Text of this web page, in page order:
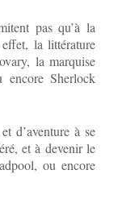
pas qu’à la
la littérature
la marquise
Sherlock
d’aventure à se
et à devenir le
ou encore